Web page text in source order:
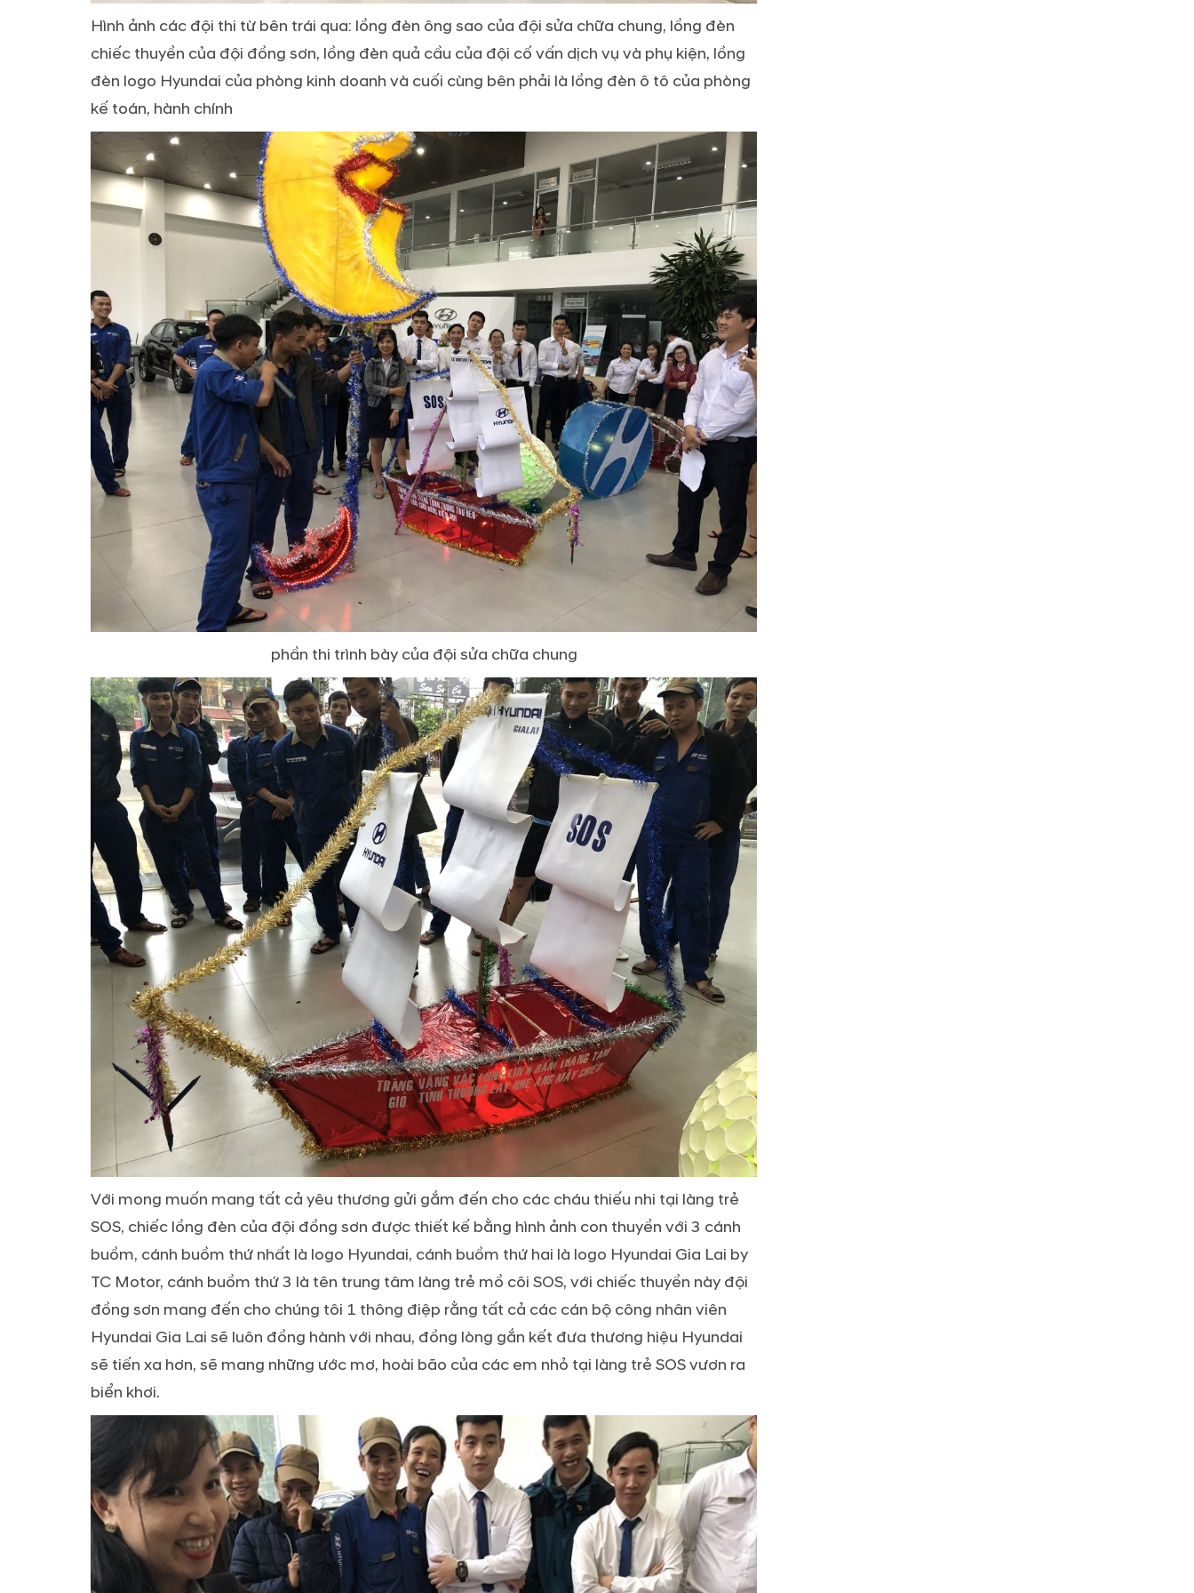
Hình ảnh các đội thi từ bên trái qua: lồng đèn ông sao của đội sửa chữa chung, lồng đèn
chiếc thuyền của đội đồng sơn, lồng đèn quả cầu của đội cố vấn dịch vụ và phụ kiện, lồng
đèn logo Hyundai của phòng kinh doanh và cuối cùng bên phải là lồng đèn ô tô của phòng
kế toán, hành chính
phần thi trình bày của đội sửa chữa chung
Với mong muốn mang tất cả yêu thương gửi gắm đến cho các cháu thiếu nhi tại làng trẻ
SOS, chiếc lồng đèn của đội đồng sơn được thiết kế bằng hình ảnh con thuyền với 3 cánh
buồm, cánh buồm thứ nhất là logo Hyundai, cánh buồm thứ hai là logo Hyundai Gia Lai by
TC Motor, cánh buồm thứ 3 là tên trung tâm làng trẻ mồ côi SOS, với chiếc thuyền này đội
đồng sơn mang đến cho chúng tôi 1 thông điệp rằng tất cả các cán bộ công nhân viên
Hyundai Gia Lai sẽ luôn đồng hành với nhau, đồng lòng gắn kết đưa thương hiệu Hyundai
sẽ tiến xa hơn, sẽ mang những ước mơ, hoài bão của các em nhỏ tại làng trẻ SOS vươn ra
biển khơi.